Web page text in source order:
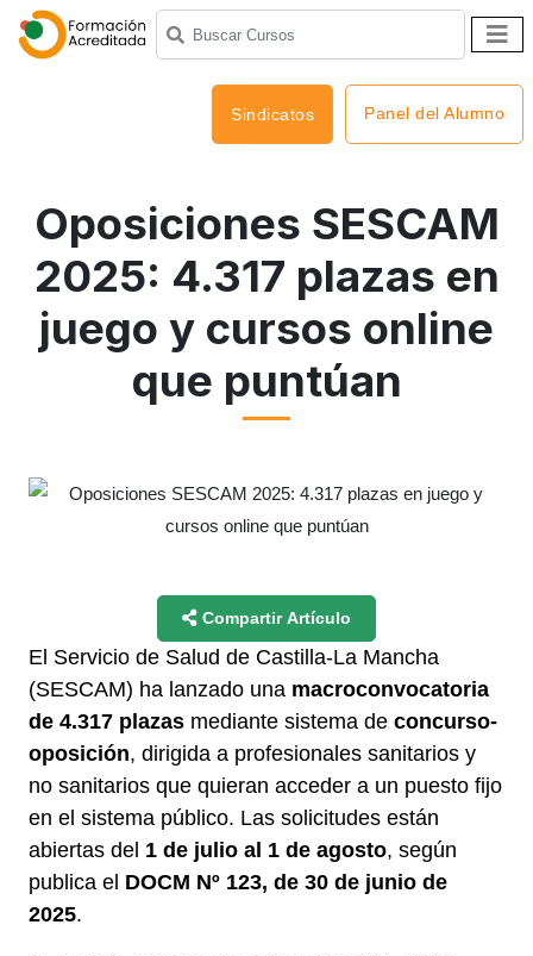
Sindicatos Panel del Alumno
Oposiciones SESCAM
2025: 4.317 plazas en
juego y cursos online
que puntúan
Compartir Artículo
El Servicio de Salud de Castilla-La Mancha
(SESCAM) ha lanzado una macroconvocatoria
de 4.317 plazas mediante sistema de concurso-
oposición, dirigida a profesionales sanitarios y
no sanitarios que quieran acceder a un puesto fijo
en el sistema público. Las solicitudes están
abiertas del 1 de julio al 1 de agosto, según
publica el DOCM Nº 123, de 30 de junio de
2025.